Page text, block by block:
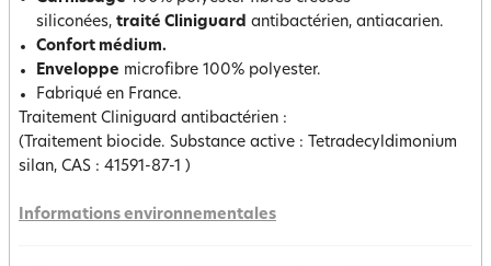
siliconées, traité Cliniguard antibactérien, antiacarien.
Confort médium.
Enveloppe microfibre 100% polyester.
Fabriqué en France.
Traitement Cliniguard antibactérien :
(Traitement biocide. Substance active : Tetradecyldimonium
silan, CAS : 41591-87-1 )
Informations environnementales